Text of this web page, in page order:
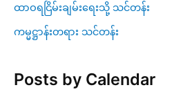
ထာဝရငြိမ်းချမ်းရေးသို့ သင်တန်း
ကမ္မဋ္ဌာန်းတရား သင်တန်း
Posts by Calendar